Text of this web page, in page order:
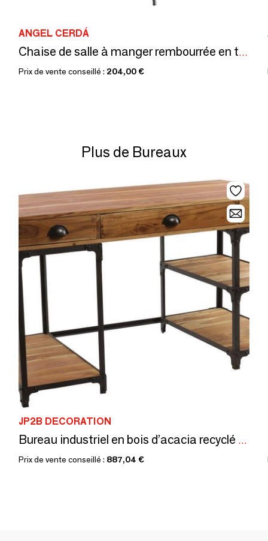
ANGEL CERDÁ
Chaise de salle à manger rembourrée en tissu gris
Prix de vente conseillé : 204,00 €
Plus de Bureaux
JP2B DECORATION
Bureau industriel en bois d’acacia recyclé et fer, 3 tiroirs, 3 étagères
Prix de vente conseillé : 887,04 €